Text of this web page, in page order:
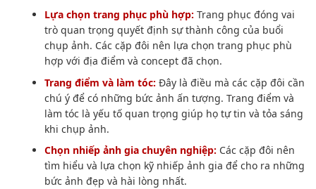
Lựa chọn trang phục phù hợp: Trang phục đóng vai
trò quan trọng quyết định sự thành công của buổi
chụp ảnh. Các cặp đôi nên lựa chọn trang phục phù
hợp với địa điểm và concept đã chọn.
Trang điểm và làm tóc: Đây là điều mà các cặp đôi cần
chú ý để có những bức ảnh ấn tượng. Trang điểm và
làm tóc là yếu tố quan trọng giúp họ tự tin và tỏa sáng
khi chụp ảnh.
Chọn nhiếp ảnh gia chuyên nghiệp: Các cặp đôi nên
tìm hiểu và lựa chọn kỹ nhiếp ảnh gia để cho ra những
bức ảnh đẹp và hài lòng nhất.